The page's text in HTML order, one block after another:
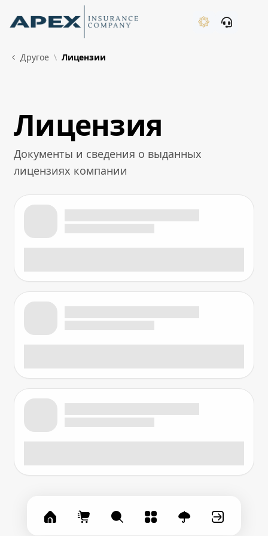
Skip to Main Content
Другое Лицензии
Лицензия
Документы и сведения о выданных
лицензиях компании
Лицензия
New
What's New